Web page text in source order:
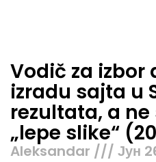
Vodič za izbor
izradu sajta u
rezultata, a
„lepe slike“
Aleksandar Јун